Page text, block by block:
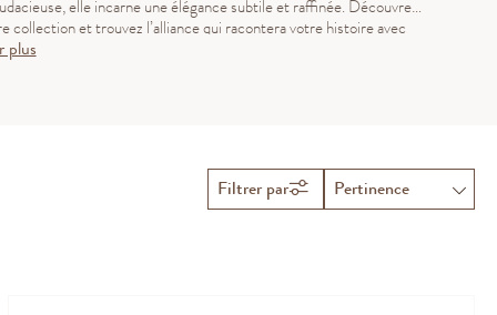
elle incarne une élégance subtile et raffinée. Découvrez
collection et trouvez l’alliance qui racontera votre histoire avec
et singularité.
plus
Filtrer par